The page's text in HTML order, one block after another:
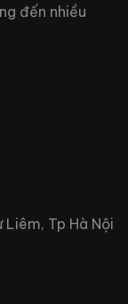
đến nhiều
Liêm, Tp Hà Nội